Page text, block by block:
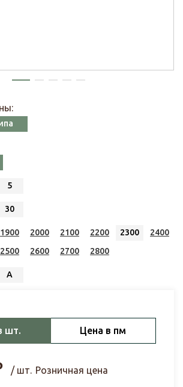
5
30
1900 2000 2100 2200 2300
2400
2500
2600 2700 2800
А
шт. Цена в пм
/ шт. Розничная цена